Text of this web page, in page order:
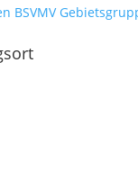
BSVMV